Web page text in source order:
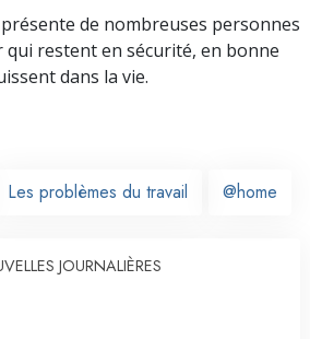
présente de nombreuses personnes
qui restent en sécurité, en bonne
dans la vie.
Les problèmes du travail @home
JOURNALIÈRES